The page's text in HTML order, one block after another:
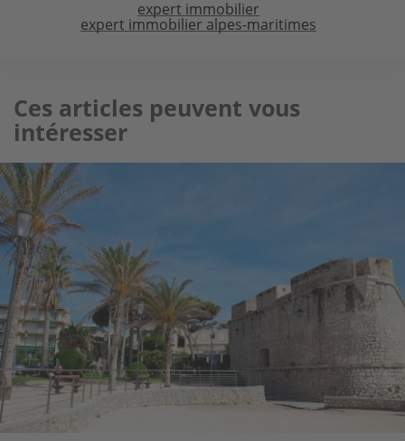
expert immobilier
expert immobilier alpes-maritimes
Ces articles peuvent vous
intéresser
Image